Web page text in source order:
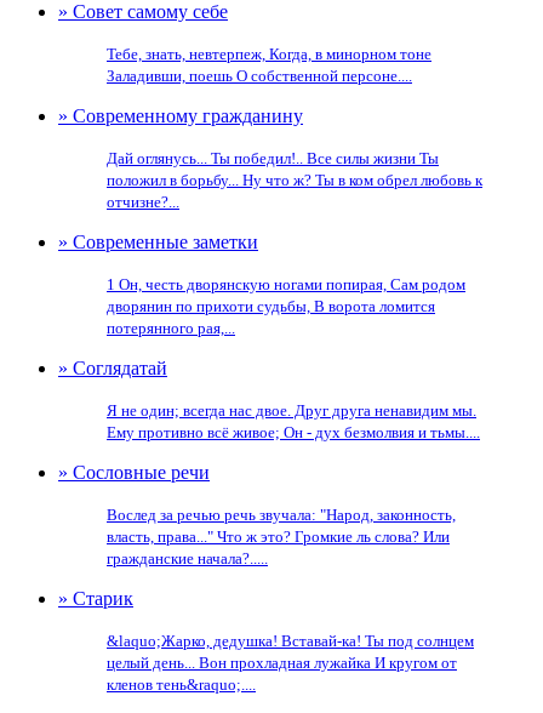
» Совет самому себе
Тебе, знать, невтерпеж, Когда, в минорном тоне
Заладивши, поешь О собственной персоне....
» Современному гражданину
Дай оглянусь... Ты победил!.. Все силы жизни Ты
положил в борьбу... Ну что ж? Ты в ком обрел любовь к
отчизне?...
» Современные заметки
1 Он, честь дворянскую ногами попирая, Сам родом
дворянин по прихоти судьбы, В ворота ломится
потерянного рая,...
» Соглядатай
Я не один; всегда нас двое. Друг друга ненавидим мы.
Ему противно всё живое; Он - дух безмолвия и тьмы....
» Сословные речи
Вослед за речью речь звучала: "Народ, законность,
власть, права..." Что ж это? Громкие ль слова? Или
гражданские начала?.....
» Старик
&laquo;Жарко, дедушка! Вставай-ка! Ты под солнцем
целый день... Вон прохладная лужайка И кругом от
кленов тень&raquo;....